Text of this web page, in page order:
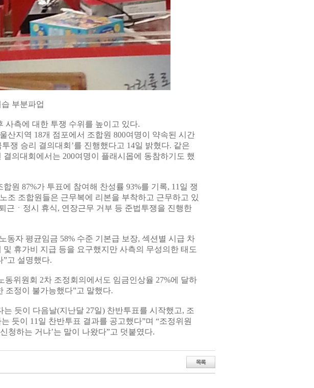
부분파업
사측에 대한 투쟁 수위를 높이고 있다.
산지역 18개 점포에서 조합원 800여명이 약속된 시간
쟁 승리 결의대회’를 진행했다고 14일 밝혔다. 같은
의대회에서는 200여명이 플래시몹에 동참하기도 했
원 87%가 투표에 참여해 찬성률 93%를 기록, 11일 쟁
조 조합원들은 근무복에 리본을 부착하고 근무하고 있
근ㆍ정시 휴식, 연장근무 거부 등 준법투쟁을 진행한
동자 평균임금 58% 수준 기본급 보장, 섹션별 시급 차
휴가비 지급 등을 요구했지만 사측의 무성의한 태도
”고 설명했다.
동위원회 2차 조정회의에서도 임금인상율 27%에 달하
조정이 불가능했다”고 말했다.
듯이 다음날(지난달 27일) 찬반투표를 시작했고, 조
듯이 11일 찬반투표 결과를 공고했다”며 “조정위원
청하는 거냐’는 말이 나왔다”고 덧붙였다.